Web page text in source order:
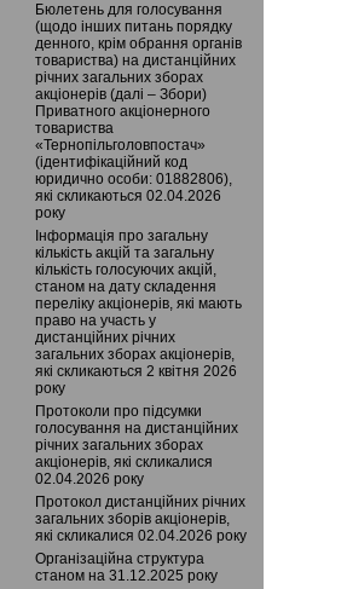
Бюлетень для голосування
(щодо інших питань порядку
денного, крім обрання органів
товариства) на дистанційних
річних загальних зборах
акціонерів (далі – Збори)
Приватного акціонерного
товариства
«Тернопільголовпостач»
(ідентифікаційний код
юридично особи: 01882806),
які скликаються 02.04.2026
року
Інформація про загальну
кількість акцій та загальну
кількість голосуючих акцій,
станом на дату складення
переліку акціонерів, які мають
право на участь у
дистанційних річних
загальних зборах акціонерів,
які скликаються 2 квітня 2026
року
Протоколи про підсумки
голосування на дистанційних
річних загальних зборах
акціонерів, які скликалися
02.04.2026 року
Протокол дистанційних річних
загальних зборів акціонерів,
які скликалися 02.04.2026 року
Організаційна структура
станом на 31.12.2025 року